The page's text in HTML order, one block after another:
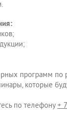
программ по
которые
по телефону+